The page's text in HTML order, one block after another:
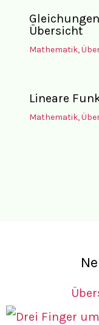
Übersicht
Mathematik,
Lineare
Mathematik,